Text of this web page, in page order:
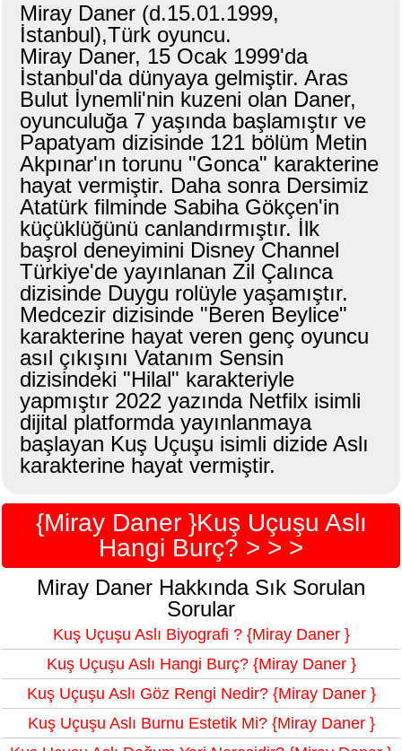
Miray Daner (d.15.01.1999,
İstanbul),Türk oyuncu.
Miray Daner, 15 Ocak 1999'da
İstanbul'da dünyaya gelmiştir. Aras
Bulut İynemli'nin kuzeni olan Daner,
oyunculuğa 7 yaşında başlamıştır ve
Papatyam dizisinde 121 bölüm Metin
Akpınar'ın torunu "Gonca" karakterine
hayat vermiştir. Daha sonra Dersimiz
Atatürk filminde Sabiha Gökçen'in
küçüklüğünü canlandırmıştır. İlk
başrol deneyimini Disney Channel
Türkiye'de yayınlanan Zil Çalınca
dizisinde Duygu rolüyle yaşamıştır.
Medcezir dizisinde "Beren Beylice"
karakterine hayat veren genç oyuncu
asıl çıkışını Vatanım Sensin
dizisindeki "Hilal" karakteriyle
yapmıştır 2022 yazında Netfilx isimli
dijital platformda yayınlanmaya
başlayan Kuş Uçuşu isimli dizide Aslı
karakterine hayat vermiştir.
{Miray Daner }Kuş Uçuşu Aslı
Hangi Burç? > > >
Miray Daner Hakkında Sık Sorulan
Sorular
Kuş Uçuşu Aslı Biyografi ? {Miray Daner }
Kuş Uçuşu Aslı Hangi Burç? {Miray Daner }
Kuş Uçuşu Aslı Göz Rengi Nedir? {Miray Daner }
Kuş Uçuşu Aslı Burnu Estetik Mi? {Miray Daner }